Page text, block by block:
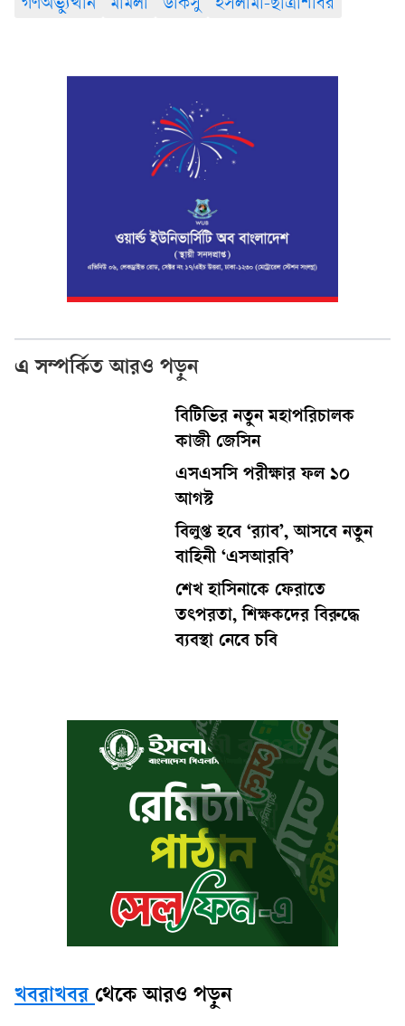
গণঅভ্যুত্থান মামলা ডাকসু ইসলামী-ছাত্রশিবির
এ সম্পর্কিত আরও পড়ুন
বিটিভির নতুন মহাপরিচালক
কাজী জেসিন
এসএসসি পরীক্ষার ফল ১০
আগস্ট
বিলুপ্ত হবে ‘র‍্যাব’, আসবে নতুন
বাহিনী ‘এসআরবি’
শেখ হাসিনাকে ফেরাতে
তৎপরতা, শিক্ষকদের বিরুদ্ধে
ব্যবস্থা নেবে চবি
খবরাখবর থেকে আরও পড়ুন